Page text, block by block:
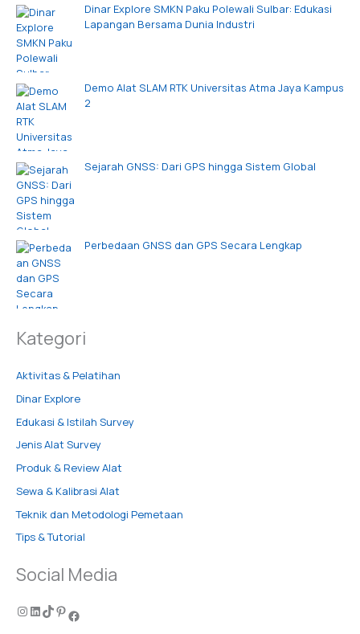
Dinar Explore SMKN Paku Polewali Sulbar: Edukasi
Lapangan Bersama Dunia Industri
Demo Alat SLAM RTK Universitas Atma Jaya Kampus
2
Sejarah GNSS: Dari GPS hingga Sistem Global
Perbedaan GNSS dan GPS Secara Lengkap
Kategori
Aktivitas & Pelatihan
Dinar Explore
Edukasi & Istilah Survey
Jenis Alat Survey
Produk & Review Alat
Sewa & Kalibrasi Alat
Teknik dan Metodologi Pemetaan
Tips & Tutorial
Social Media